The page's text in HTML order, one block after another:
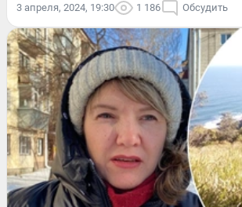
3 апреля, 2024, 19:30 1 186 Обсудить